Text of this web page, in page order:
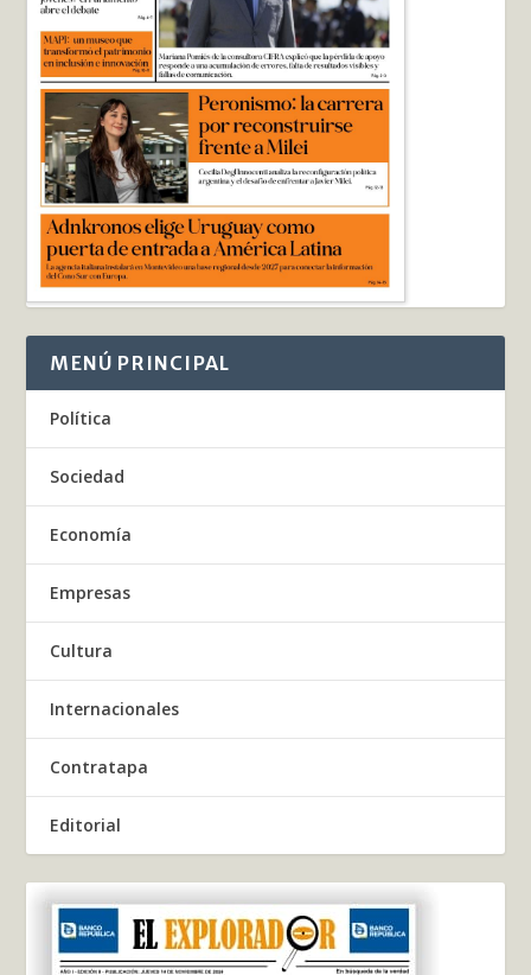
MENÚ PRINCIPAL
Política
Sociedad
Economía
Empresas
Cultura
Internacionales
Contratapa
Editorial